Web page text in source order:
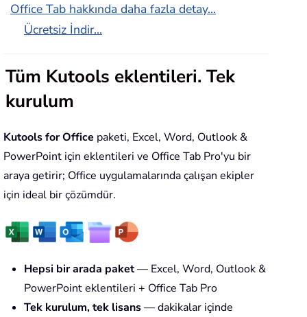
Office Tab hakkında daha fazla detay...
Ücretsiz İndir...
Tüm Kutools eklentileri. Tek
kurulum
Kutools for Office paketi, Excel, Word, Outlook &
PowerPoint için eklentileri ve Office Tab Pro'yu bir
araya getirir; Office uygulamalarında çalışan ekipler
için ideal bir çözümdür.
Hepsi bir arada paket— Excel, Word, Outlook &
PowerPoint eklentileri + Office Tab Pro
Tek kurulum, tek lisans— dakikalar içinde